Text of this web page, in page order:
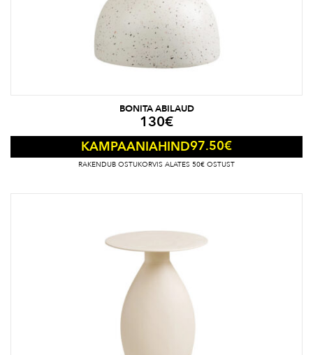
BONITA ABILAUD
130€
KAMPAANIAHIND97.50€
RAKENDUB OSTUKORVIS ALATES 50€ OSTUST